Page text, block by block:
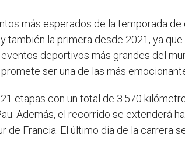
más esperados de la temporada
también la primera desde 2021, ya
deportivos más grandes del
ser una de las más
etapas con un total de 3.570
Además, el recorrido se extenderá
de Francia. El último día de la carrera